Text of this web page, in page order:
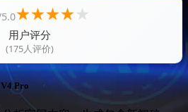
★★★★★
用户评分
(175人评价)
V4 Pro